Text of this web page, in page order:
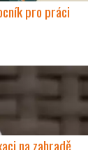
pro práci
na zahradě